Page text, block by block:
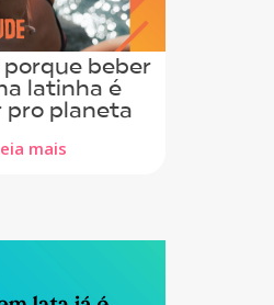
beber
latinha é
pro planeta
mais